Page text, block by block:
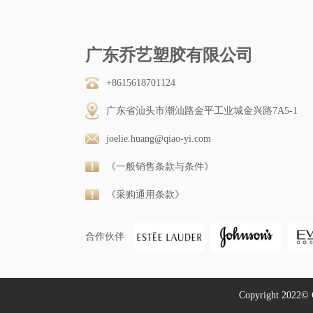
广东乔艺塑胶有限公司
+8615618701124
广东省汕头市潮汕路金平工业城金兴路7A5-1
joelie.huang@qiao-yi.com
《一般销售条款与条件》
《采购通用条款》
合作伙伴
Copyright 2022©